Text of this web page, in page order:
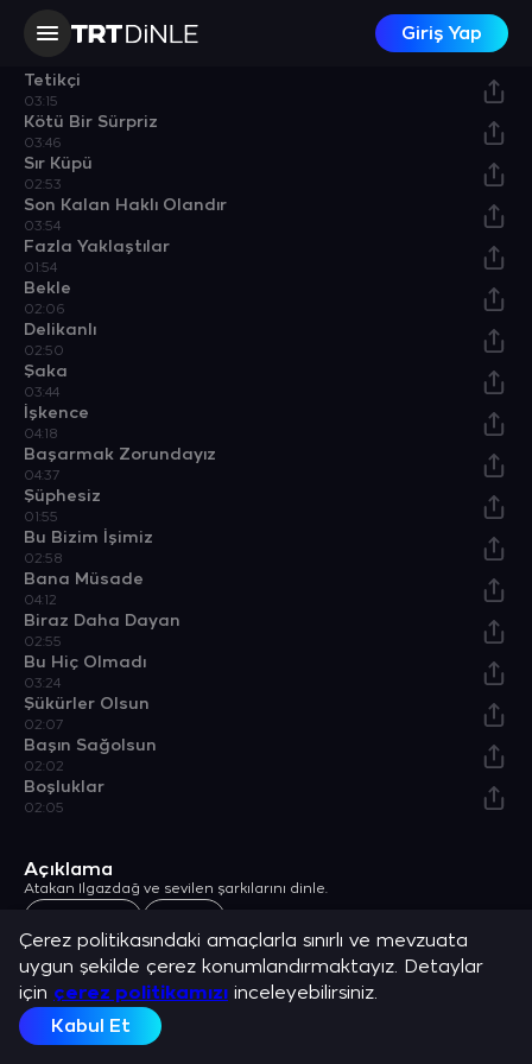
Giriş Yap
Ejder Masada / Sütü Bozuk
Tetikçi
03:15
Kötü Bir Sürpriz
03:46
Sır Küpü
02:53
Son Kalan Haklı Olandır
03:54
Fazla Yaklaştılar
01:54
Bekle
02:06
Delikanlı
02:50
Şaka
03:44
İşkence
04:18
Başarmak Zorundayız
04:37
Şüphesiz
01:55
Bu Bizim İşimiz
02:58
Bana Müsade
04:12
Biraz Daha Dayan
02:55
Bu Hiç Olmadı
03:24
Şükürler Olsun
02:07
Başın Sağolsun
02:02
Boşluklar
02:05
Açıklama
Atakan Ilgazdağ ve sevilen şarkılarını dinle.
Çerez politikasındaki amaçlarla sınırlı ve mevzuata
uygun şekilde çerez konumlandırmaktayız. Detaylar
için çerez politikamızı inceleyebilirsiniz.
Kabul Et